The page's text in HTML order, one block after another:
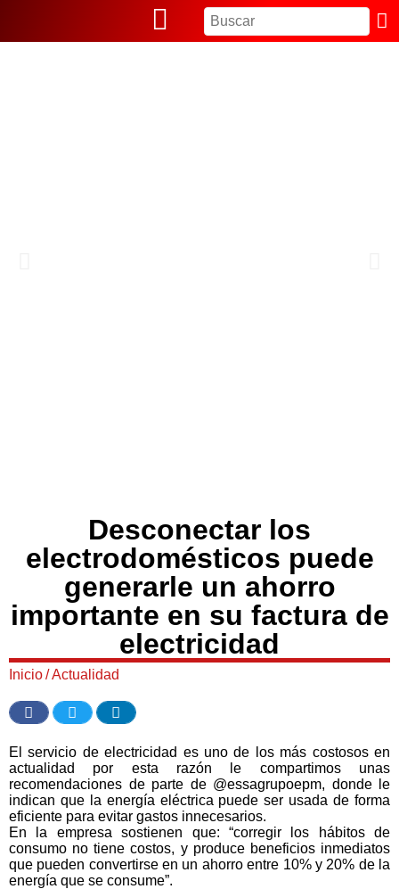
Desconectar los
electrodomésticos puede
generarle un ahorro
importante en su factura de
electricidad
Inicio/Actualidad
El servicio de electricidad es uno de los más costosos en
actualidad por esta razón le compartimos unas
recomendaciones de parte de @essagrupoepm, donde le
indican que la energía eléctrica puede ser usada de forma
eficiente para evitar gastos innecesarios.
En la empresa sostienen que: “corregir los hábitos de
consumo no tiene costos, y produce beneficios inmediatos
que pueden convertirse en un ahorro entre 10% y 20% de la
energía que se consume”.